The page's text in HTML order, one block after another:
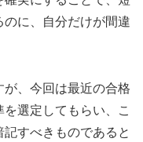
に、自分だけが間違
、今回は最近の合格
選定してもらい、こ
すべきものであると